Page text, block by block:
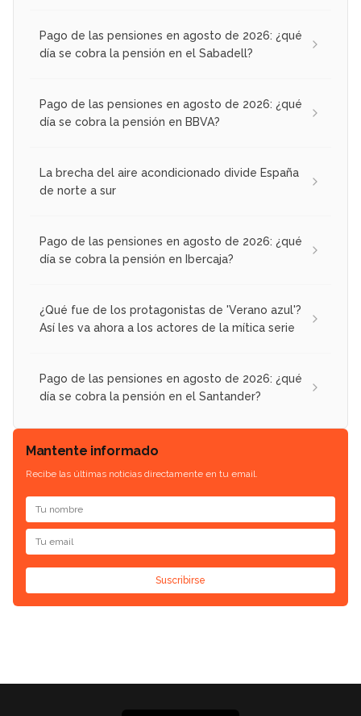
Pago de las pensiones en agosto de 2026: ¿qué
día se cobra la pensión en el Sabadell?
Pago de las pensiones en agosto de 2026: ¿qué
día se cobra la pensión en BBVA?
La brecha del aire acondicionado divide España
de norte a sur
Pago de las pensiones en agosto de 2026: ¿qué
día se cobra la pensión en Ibercaja?
¿Qué fue de los protagonistas de 'Verano azul'?
Así les va ahora a los actores de la mítica serie
Pago de las pensiones en agosto de 2026: ¿qué
día se cobra la pensión en el Santander?
Mantente informado
Recibe las últimas noticias directamente en tu email.
Suscribirse